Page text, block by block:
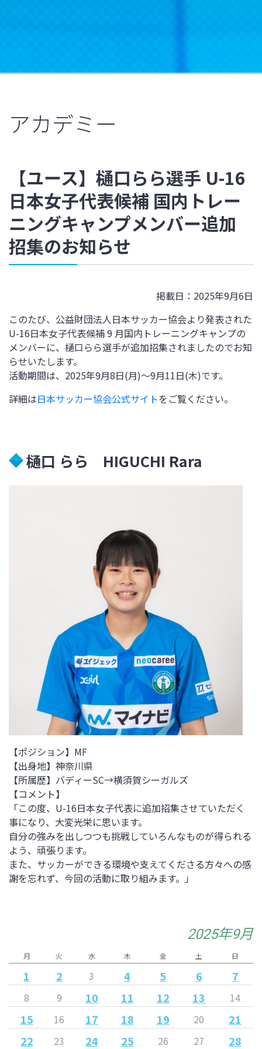
アカデミー
【ユース】樋口らら選手 U-16
日本女子代表候補 国内トレー
ニングキャンプメンバー追加
招集のお知らせ
掲載日：2025年9月6日
このたび、公益財団法人日本サッカー協会より発表された
U-16日本女子代表候補 9 月国内トレーニングキャンプの
メンバーに、樋口らら選手が追加招集されましたのでお知
らせいたします。
活動期間は、2025年9月8日(月)～9月11日(木)です。
詳細は日本サッカー協会公式サイトをご覧ください。
樋口 らら HIGUCHI Rara
【ポジション】MF
【出身地】神奈川県
【所属歴】 バディーSC→横須賀シーガルズ
【コメント】
「この度、U-16日本女子代表に追加招集させていただく
事になり、大変光栄に思います。
自分の強みを出しつつも挑戦していろんなものが得られる
よう、頑張ります。
また、サッカーができる環境や支えてくださる方々への感
謝を忘れず、今回の活動に取り組みます。」
2025年9月
月 火 水 木 金 土 日
1 2 3 4 5 6 7
8 9 10 11 12 13 14
15 16 17 18 19 20
21
22
23 24 25 26 27 28